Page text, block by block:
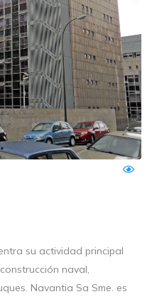
su actividad principal
naval,
Navantia Sa Sme. es